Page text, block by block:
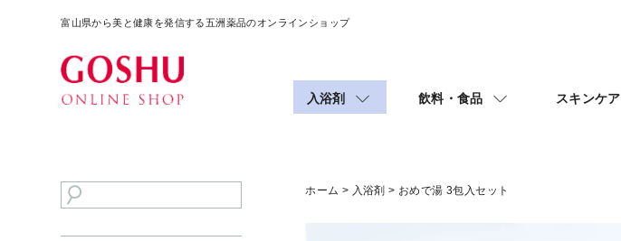
富山県から美と健康を発信する五洲薬品のオンラインショップ
入浴剤 飲料・食品 スキンケア
ホーム > 入浴剤 > おめで湯 3包入セット